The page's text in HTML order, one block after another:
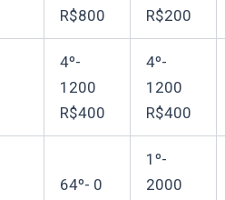
R$800
R$200
4º-
1200
R$400
4º-
1200
R$400
64º- 0
1º-
2000